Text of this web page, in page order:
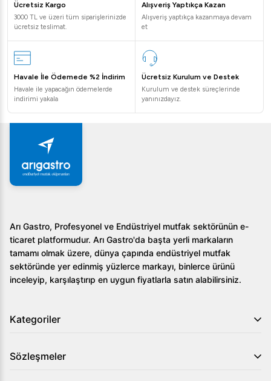
Ücretsiz Kargo
3000 TL ve üzeri tüm siparişlerinizde
ücretsiz teslimat.
Alışveriş Yaptıkça Kazan
Alışveriş yaptıkça kazanmaya devam
et
Havale İle Ödemede %2 İndirim
Havale ile yapacağın ödemelerde
indirimi yakala
Ücretsiz Kurulum ve Destek
Kurulum ve destek süreçlerinde
yanınızdayız.
Arı Gastro, Profesyonel ve Endüstriyel mutfak sektörünün e-
ticaret platformudur. Arı Gastro'da başta yerli markaların
tamamı olmak üzere, dünya çapında endüstriyel mutfak
sektöründe yer edinmiş yüzlerce markayı, binlerce ürünü
inceleyip, karşılaştırıp en uygun fiyatlarla satın alabilirsiniz.
Kategoriler
Sözleşmeler